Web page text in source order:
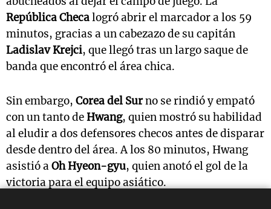
República Checalogró abrir el marcador a los 59
minutos, gracias a un cabezazo de su capitán
Ladislav Krejci, que llegó tras un largo saque de
banda que encontró el área chica.
Sin embargo, Corea del Surno se rindió y empató
con un tanto deHwang, quien mostró su habilidad
al eludir a dos defensores checos antes de disparar
desde dentro del área. A los 80 minutos, Hwang
asistió aOh Hyeon-gyu, quien anotó el gol de la
victoria para el equipo asiático.